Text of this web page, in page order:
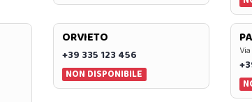
ORVIETO
+39 335 123 456
NON DISPONIBILE